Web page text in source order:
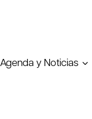
Agenda y Noticias